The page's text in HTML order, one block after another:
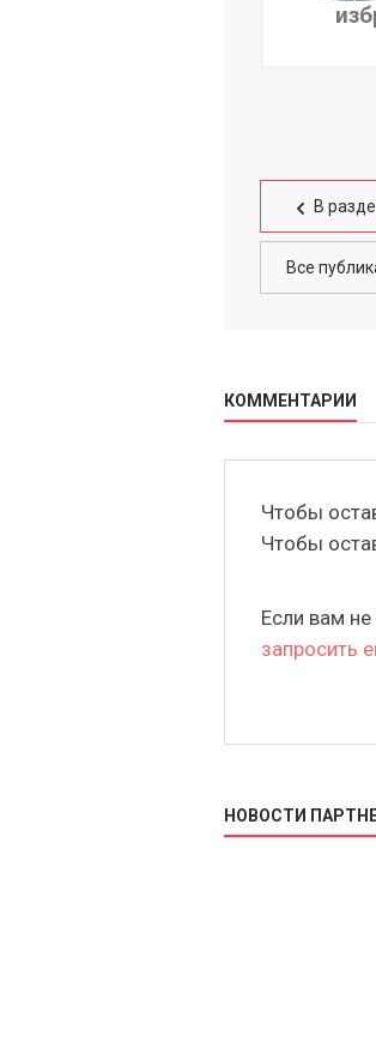
В
Все
КОММЕНТАРИИ
Чтобы
Чтобы
Если вам
запросить
НОВОСТИ